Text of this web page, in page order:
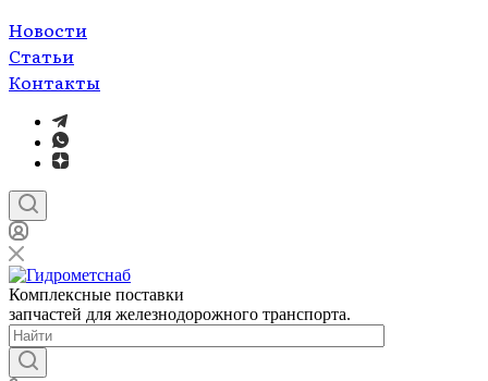
Новости
Статьи
Контакты
Комплексные поставки
запчастей для железнодорожного транспорта.